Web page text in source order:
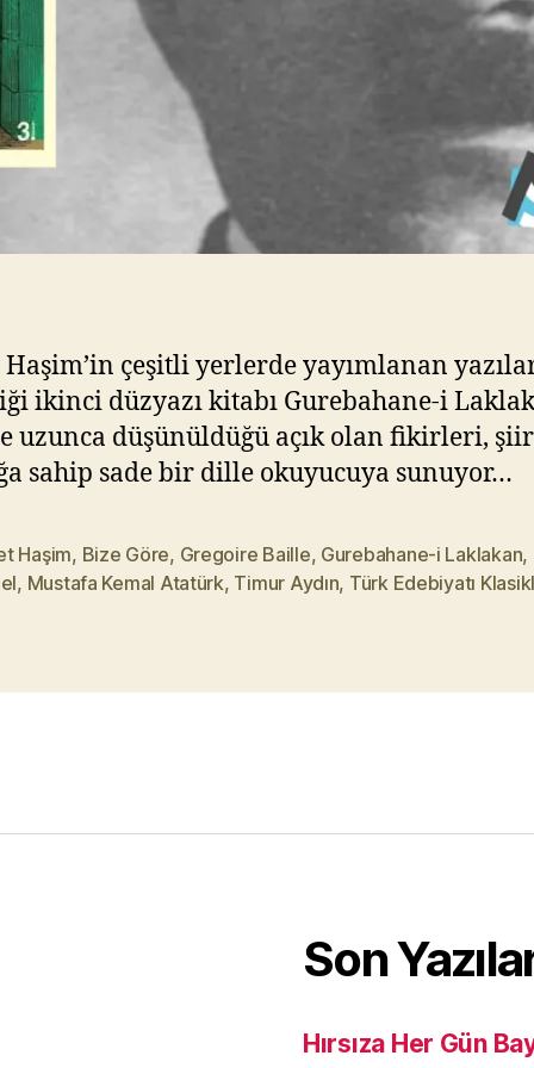
çeşitli yerlerde yayımlanan
ikinci düzyazı kitabı Gurebahane-i
uzunca düşünüldüğü açık olan fikirleri,
sahip sade bir dille okuyucuya sunuyor…
Haşim, Bize Göre, Gregoire Baille, Gurebahane-i Laklakan,
, Mustafa Kemal Atatürk, Timur Aydın, Türk Edebiyatı
Son
Hırsıza Her Gün